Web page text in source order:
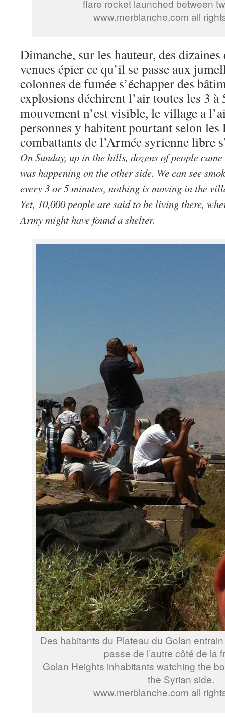
flare rocket launched between
www.merblanche.com all
Dimanche, sur les hauteur, des dizaines
venues épier ce qu’il se passe aux
colonnes de fumée s’échapper des
explosions déchirent l’air toutes les 3 à
mouvement n’est visible, le village a
personnes y habitent pourtant selon les
combattants de l’Armée syrienne libre
On Sunday, up in the hills, dozens of people
was happening on the other side. We can see
every 3 or 5 minutes, nothing is moving in the
Yet, 10,000 people are said to be living there,
Army might have found a shelter.
Des habitants du Plateau du Golan
passe de l’autre côté de la
Golan Heights inhabitants watching the
the Syrian side.
www.merblanche.com all